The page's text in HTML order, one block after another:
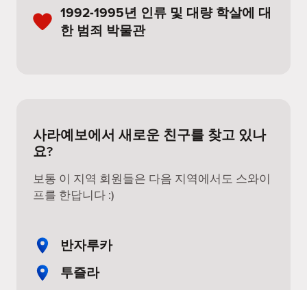
1992-1995년 인류 및 대량 학살에 대
한 범죄 박물관
사라예보에서 새로운 친구를 찾고 있나
요?
보통 이 지역 회원들은 다음 지역에서도 스와이
프를 한답니다 :)
반자루카
투즐라